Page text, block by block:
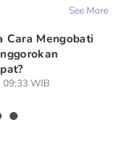
See More
Cara Mengobati
09:33 WIB